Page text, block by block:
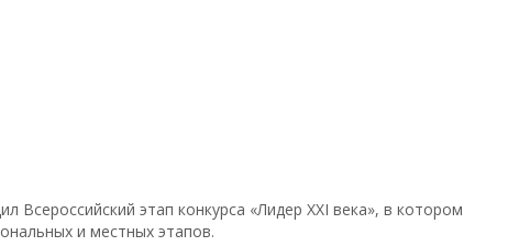
Всероссийский этап конкурса «Лидер XXI века», в котором
и местных этапов.